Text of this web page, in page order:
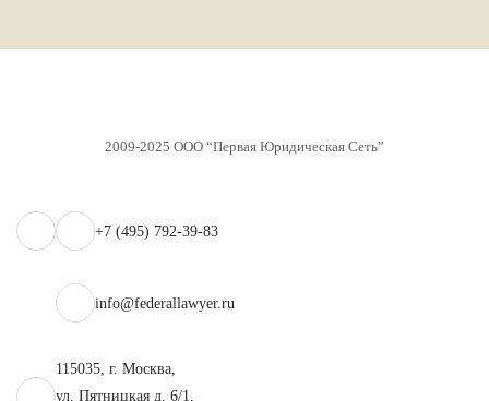
2009-2025 ООО “Первая Юридическая Сеть”
+7 (495) 792-39-83
info@federallawyer.ru
115035, г. Москва,
ул. Пятницкая д. 6/1,